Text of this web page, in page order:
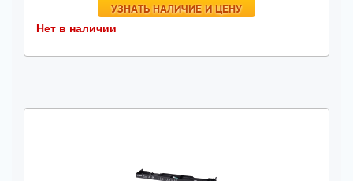
УЗНАТЬ НАЛИЧИЕ И ЦЕНУ
Нет в наличии